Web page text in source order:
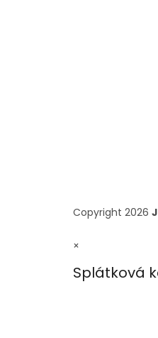
Copyright 2026
×
Splátková